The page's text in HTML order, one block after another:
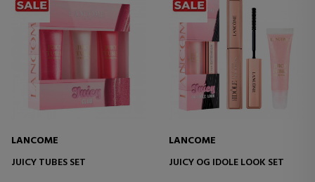
LANCOME
JUICY TUBES SET
LANCOME
JUICY OG IDOLE LOOK SET